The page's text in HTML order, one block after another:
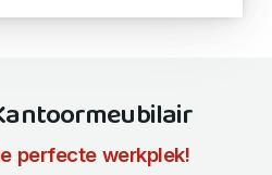
perfecte werkplek!